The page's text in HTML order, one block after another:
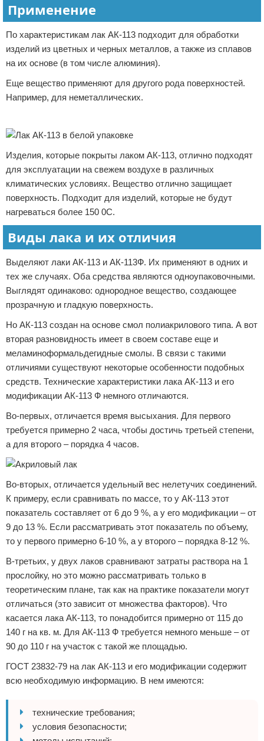
Применение
По характеристикам лак АК-113 подходит для обработки
изделий из цветных и черных металлов, а также из сплавов
на их основе (в том числе алюминия).
Еще вещество применяют для другого рода поверхностей.
Например, для неметаллических.
Изделия, которые покрыты лаком АК-113, отлично подходят
для эксплуатации на свежем воздухе в различных
климатических условиях. Вещество отлично защищает
поверхность. Подходит для изделий, которые не будут
нагреваться более 150 0С.
Виды лака и их отличия
Выделяют лаки АК-113 и АК-113Ф. Их применяют в одних и
тех же случаях. Оба средства являются одноупаковочными.
Выглядят одинаково: однородное вещество, создающее
прозрачную и гладкую поверхность.
Но АК-113 создан на основе смол полиакрилового типа. А вот
вторая разновидность имеет в своем составе еще и
меламиноформальдегидные смолы. В связи с такими
отличиями существуют некоторые особенности подобных
средств. Технические характеристики лака АК-113 и его
модификации АК-113 Ф немного отличаются.
Во-первых, отличается время высыхания. Для первого
требуется примерно 2 часа, чтобы достичь третьей степени,
а для второго – порядка 4 часов.
Во-вторых, отличается удельный вес нелетучих соединений.
К примеру, если сравнивать по массе, то у АК-113 этот
показатель составляет от 6 до 9 %, а у его модификации – от
9 до 13 %. Если рассматривать этот показатель по объему,
то у первого примерно 6-10 %, а у второго – порядка 8-12 %.
В-третьих, у двух лаков сравнивают затраты раствора на 1
прослойку, но это можно рассматривать только в
теоретическим плане, так как на практике показатели могут
отличаться (это зависит от множества факторов). Что
касается лака АК-113, то понадобится примерно от 115 до
140 г на кв. м. Для АК-113 Ф требуется немного меньше – от
90 до 110 г на участок с такой же площадью.
ГОСТ 23832-79 на лак АК-113 и его модификации содержит
всю необходимую информацию. В нем имеются:
технические требования;
условия безопасности;